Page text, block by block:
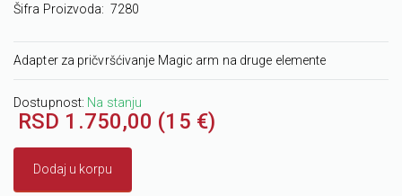
Šifra Proizvoda: 7280
Adapter za pričvršćivanje Magic arm na druge elemente
Dostupnost: Na stanju
RSD 1.750,00 (15 €)
Dodaj u korpu